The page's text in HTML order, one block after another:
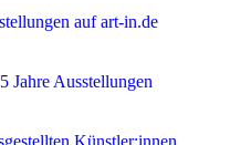
auf art-in.de
Jahre Ausstellungen
Künstler:innen